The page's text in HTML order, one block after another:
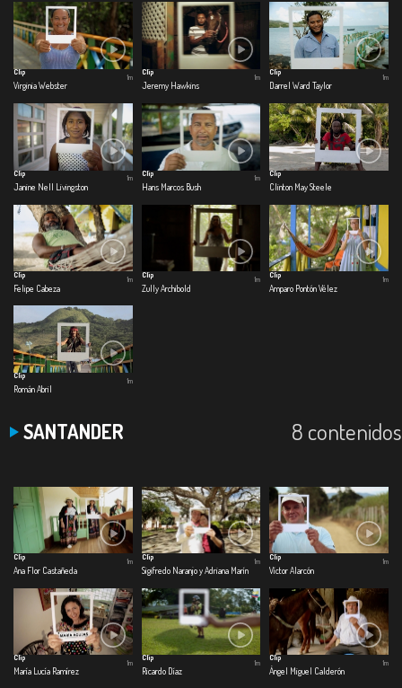
Clip
Virginia Webster
1m
Clip
Jeremy Hawkins
1m
Clip
Darrel Ward Taylor
1m
Clip
Janine Nell Livingston
1m
Clip
Hans Marcos Bush
1m
Clip
Clinton May Steele
Clip
Felipe Cabeza
1m
Clip
Zully Archibold
1m
Clip
Amparo Pontón Vélez
1m
Clip
Román Abril
1m
SANTANDER 8 contenidos
Clip
Ana Flor Castañeda
1m
Clip
Sigifredo Naranjo y Adriana Marín
1m
Clip
Víctor Alarcón
1m
Clip
María Lucía Ramírez
1m
Clip
Ricardo Díaz
1m
Clip
Ángel Miguel Calderón
1m